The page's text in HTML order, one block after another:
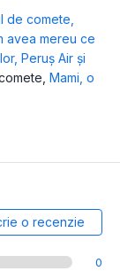
de comete
avea mereu ce
, Peruș Air și
Mami, o
o recenzie
0